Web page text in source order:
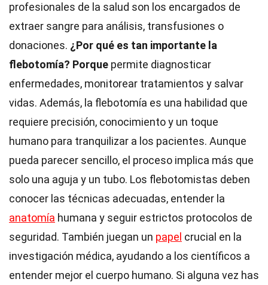
profesionales de la salud son los encargados de
extraer sangre para análisis, transfusiones o
donaciones. ¿Por qué es tan importante la
flebotomía? Porque permite diagnosticar
enfermedades, monitorear tratamientos y salvar
vidas. Además, la flebotomía es una habilidad que
requiere precisión, conocimiento y un toque
humano para tranquilizar a los pacientes. Aunque
pueda parecer sencillo, el proceso implica más que
solo una aguja y un tubo. Los flebotomistas deben
conocer las técnicas adecuadas, entender la
anatomía humana y seguir estrictos protocolos de
seguridad. También juegan un papel crucial en la
investigación médica, ayudando a los científicos a
entender mejor el cuerpo humano. Si alguna vez has